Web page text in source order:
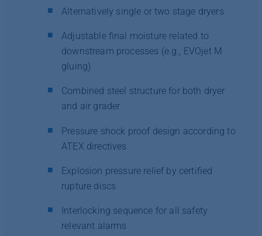
Alternatively single or two stage dryers
Adjustable final moisture related to
downstream processes (e.g., EVOjet M
gluing)
Combined steel structure for both dryer
and air grader
Pressure shock proof design according to
ATEX directives
Explosion pressure relief by certified
rupture discs
Interlocking sequence for all safety
relevant alarms